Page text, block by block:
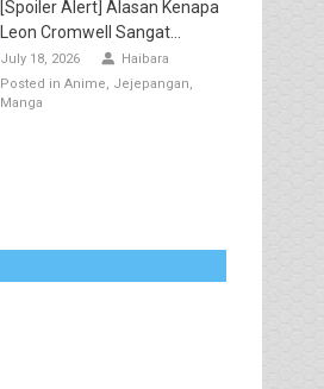
[Spoiler Alert] Alasan Kenapa
Leon Cromwell Sangat...
July 18, 2026
Haibara
Posted in Anime
Jejepangan
Manga